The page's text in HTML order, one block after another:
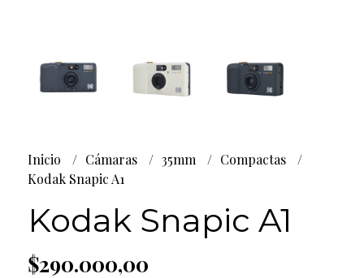
Inicio Cámaras 35mm
Compactas
Kodak Snapic A1
Kodak Snapic A1
$290.000,00